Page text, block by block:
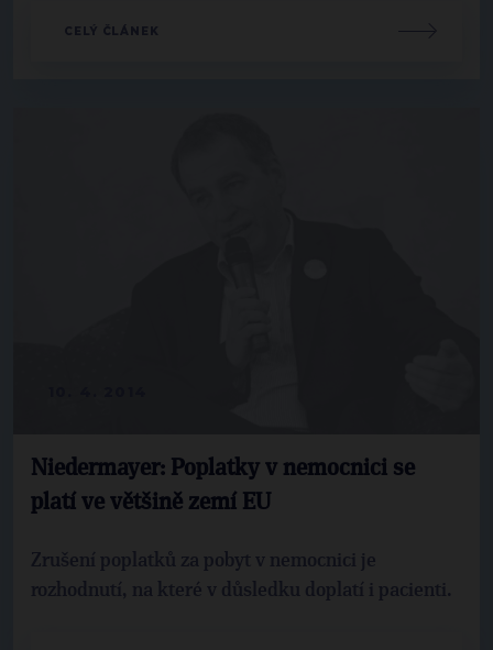
CELÝ ČLÁNEK
Niedermayer: Poplatky v nemocnici se
platí ve většině zemí EU
Zrušení poplatků za pobyt v nemocnici je
rozhodnutí, na které v důsledku doplatí i pacienti.